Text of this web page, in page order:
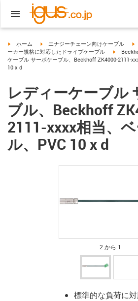
igus-icon-arrow-right
ホーム igus-icon-arrow-right
エナジーチェーン向けケーブル
ーカー規格に対応したドライブケーブル
igus-
ケーブル サーボケーブル、Beckhoff ZK4000-2111-
10 x d
レディーケーブル
ブル、Beckhoff
2111-xxxx相当、
ル、PVC 10 x d
2 から 1
標準的な負荷に